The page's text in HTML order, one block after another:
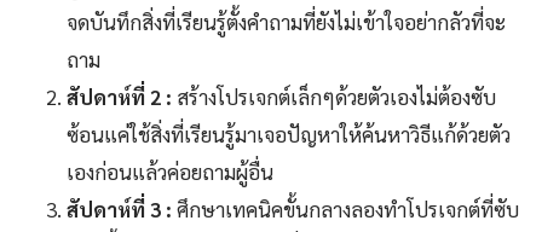
จดบันทึกสิ่งที่เรียนรู้ตั้งคำถามที่ยังไม่เข้าใจอย่ากลัวที่จะ
ถาม
สัปดาห์ที่ 2 : สร้างโปรเจกต์เล็กๆด้วยตัวเองไม่ต้องซับ
ซ้อนแค่ใช้สิ่งที่เรียนรู้มาเจอปัญหาให้ค้นหาวิธีแก้ด้วยตัว
เองก่อนแล้วค่อยถามผู้อื่น
สัปดาห์ที่ 3 : ศึกษาเทคนิคขั้นกลางลองทำโปรเจกต์ที่ซับ